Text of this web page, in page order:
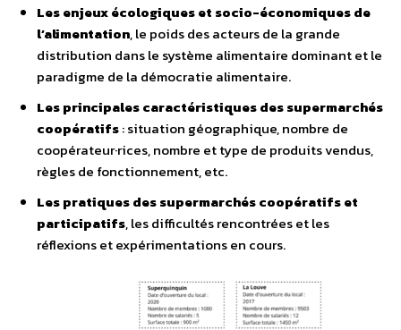
Les enjeux écologiques et socio-économiques de
l’alimentation, le poids des acteurs de la grande
distribution dans le système alimentaire dominant et le
paradigme de la démocratie alimentaire.
Les principales caractéristiques des supermarchés
coopératifs: situation géographique, nombre de
coopérateur·rices, nombre et type de produits vendus,
règles de fonctionnement, etc.
Les pratiques des supermarchés coopératifs et
participatifs, les difficultés rencontrées et les
réflexions et expérimentations en cours.